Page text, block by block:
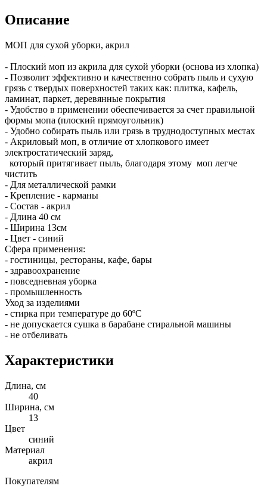
Описание
МОП для сухой уборки, акрил
- Плоский моп из акрила для сухой уборки (основа из хлопка)
- Позволит эффективно и качественно собрать пыль и сухую
грязь с твердых поверхностей таких как: плитка, кафель,
ламинат, паркет, деревянные покрытия
- Удобство в применении обеспечивается за счет правильной
формы мопа (плоский прямоугольник)
- Удобно собирать пыль или грязь в труднодоступных местах
- Акриловый моп, в отличие от хлопкового имеет
электростатический заряд,
который притягивает пыль, благодаря этому моп легче
чистить
- Для металлической рамки
- Крепление - карманы
- Состав - акрил
- Длина 40 см
- Ширина 13см
- Цвет - синий
Сфера применения:
- гостиницы, рестораны, кафе, бары
- здравоохранение
- повседневная уборка
- промышленность
Уход за изделиями
- стирка при температуре до 60ºС
- не допускается сушка в барабане стиральной машины
- не отбеливать
Характеристики
Длина, см
40
Ширина, см
13
Цвет
синий
Материал
акрил
Покупателям